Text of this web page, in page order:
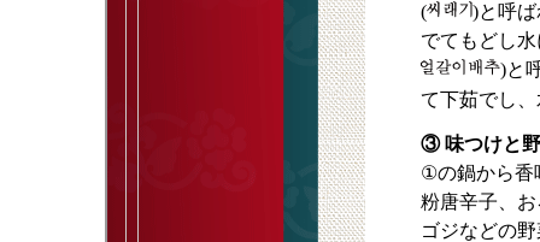
(
)と呼
でてもどし
)と
て下茹でし
③ 味つけと
①の鍋から香
粉唐辛子、
ゴジなどの